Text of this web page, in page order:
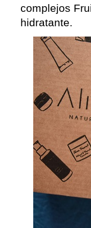
complejos
hidratante.